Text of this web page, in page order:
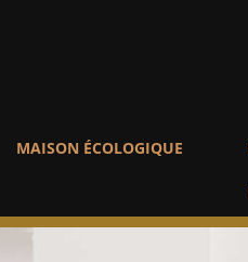
MAISON ÉCOLOGIQUE